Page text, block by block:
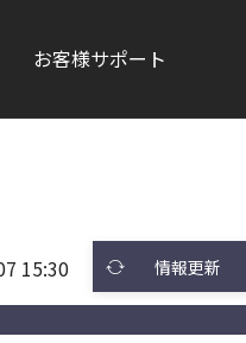
お客様サポート
15:30 情報更新